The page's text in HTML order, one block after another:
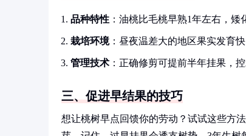
品种特性 ：油桃比毛桃早熟1年左右，
栽培环境：昼夜温差大的地区果实发育
管理技术 ：正确修剪可提前半年挂果，
三、促进早结果的技巧
想让桃树早点回馈你的劳动？试试这些方